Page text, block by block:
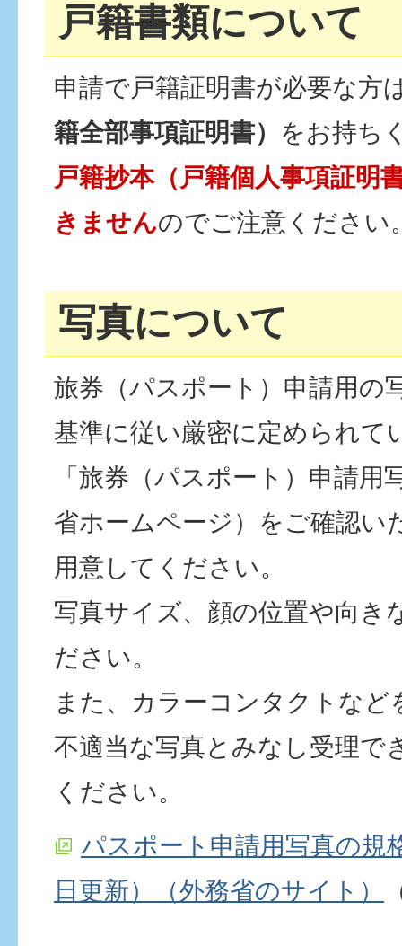
戸籍書類について
申請で戸籍証明書が必要な方
籍全部事項証明書） をお持ち
戸籍抄本（戸籍個人事項証明
きませんのでご注意ください
写真について
旅券（パスポート）申請用の
基準に従い厳密に定められて
「旅券（パスポート）申請用
省ホームページ）をご確認い
用意してください。
写真サイズ、顔の位置や向き
ださい。
また、カラーコンタクトなど
不適当な写真とみなし受理で
ください。
パスポート申請用写真の規
日更新）（外務省のサイト）